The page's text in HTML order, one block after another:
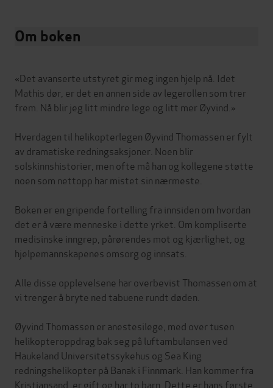
Om boken
«Det avanserte utstyret gir meg ingen hjelp nå. Idet
Mathis dør, er det en annen side av legerollen som trer
frem. Nå blir jeg litt mindre lege og litt mer Øyvind.»
Hverdagen til helikopterlegen Øyvind Thomassen er fylt
av dramatiske redningsaksjoner. Noen blir
solskinnshistorier, men ofte må han og kollegene støtte
noen som nettopp har mistet sin nærmeste.
Boken er en gripende fortelling fra innsiden om hvordan
det er å være menneske i dette yrket. Om kompliserte
medisinske inngrep, pårørendes mot og kjærlighet, og
hjelpemannskapenes omsorg og innsats.
Alle disse opplevelsene har overbevist Thomassen om at
vi trenger å bryte ned tabuene rundt døden.
Øyvind Thomassen er anestesilege, med over tusen
helikopteroppdrag bak seg på luftambulansen ved
Haukeland Universitetssykehus og Sea King
redningshelikopter på Banak i Finnmark. Han kommer fra
Kristiansand, er gift og har to barn. Dette er hans første